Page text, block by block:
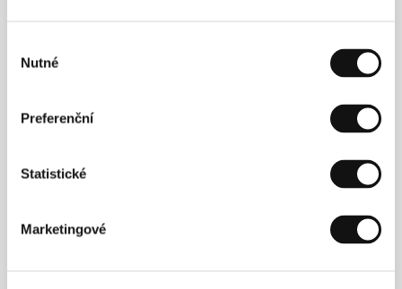
souhlasu
Nutné
Preferenční
Statistické
Marketingové